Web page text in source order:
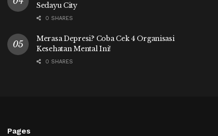
Sedayu City
0 SHARES
Merasa Depresi? Coba Cek 4 Organisasi
Kesehatan Mental Ini!
0 SHARES
Pages